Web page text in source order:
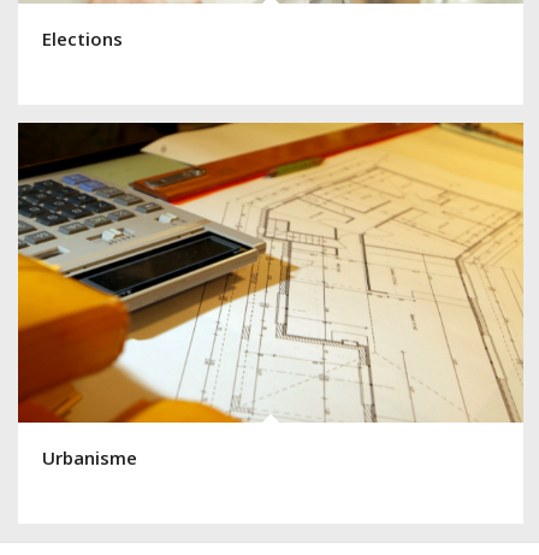
Elections
Urbanisme